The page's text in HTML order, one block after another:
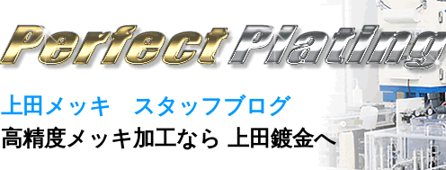
上田メッキ スタッフブログ
高精度メッキ加工なら 上田鍍金へ